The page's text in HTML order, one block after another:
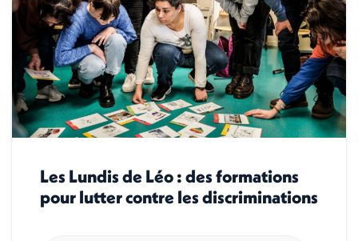
Les Lundis de Léo : des formations
pour lutter contre les discriminations